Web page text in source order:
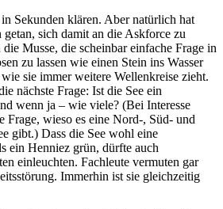
Sekunden klären. Aber natürlich hat
getan, sich damit an die Askforce zu
Musse, die scheinbar einfache Frage in
zu lassen wie einen Stein ins Wasser
sie immer weitere Wellenkreise zieht.
nächste Frage: Ist die See ein
wenn ja – wie viele? (Bei Interesse
Frage, wieso es eine Nord-, Süd- und
gibt.) Dass die See wohl eine
ein Henniez grün, dürfte auch
einleuchten. Fachleute vermuten gar
Immerhin ist sie gleichzeitig